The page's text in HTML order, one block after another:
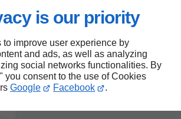
is our priority
to improve user experience by
and ads, as well as analyzing
social networks functionalities. By
you consent to the use of Cookies
Google Facebook .